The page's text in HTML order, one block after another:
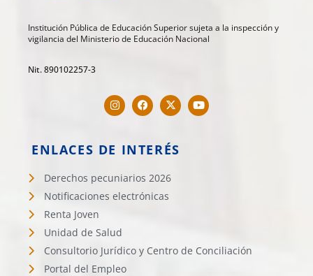
Institución Pública de Educación Superior sujeta a la inspección y
vigilancia del Ministerio de Educación Nacional
Nit. 890102257-3
ENLACES DE INTERÉS
Derechos pecuniarios 2026
Notificaciones electrónicas
Renta Joven
Unidad de Salud
Consultorio Jurídico y Centro de Conciliación
Portal del Empleo